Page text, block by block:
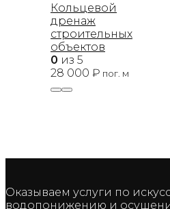
Кольцевой
дренаж
строительных
объектов
0 из 5
28 000 ₽ пог. м
Оказываем услуги по
водопонижению и